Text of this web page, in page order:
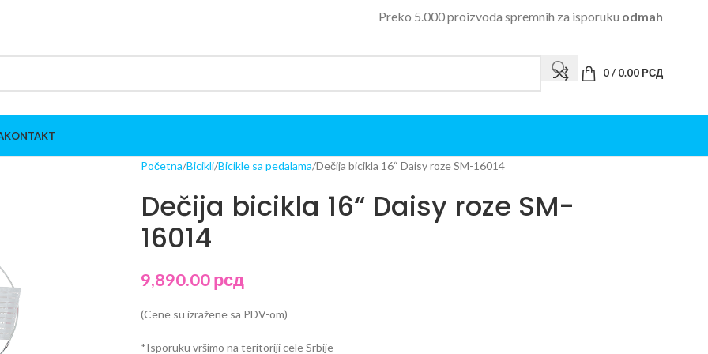
Preko 5.000 proizvoda spremnih za isporuku odmah
0/ 0.00РСД
KONTAKT
Početna Bicikli Bicikle sa pedalama Dečija bicikla 16“ Daisy roze SM-16014
Dečija bicikla 16“ Daisy roze SM-
16014
9,890.00рсд
(Cene su izražene sa PDV-om)
*Isporuku vršimo na teritoriji cele Srbije